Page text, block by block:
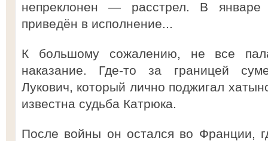
непреклонен — расстрел. В
приведён в исполнение...
К большому сожалению, не все
наказание. Где-то за границей
Лукович, который лично поджигал
известна судьба Катрюка.
После войны он остался во Франции,